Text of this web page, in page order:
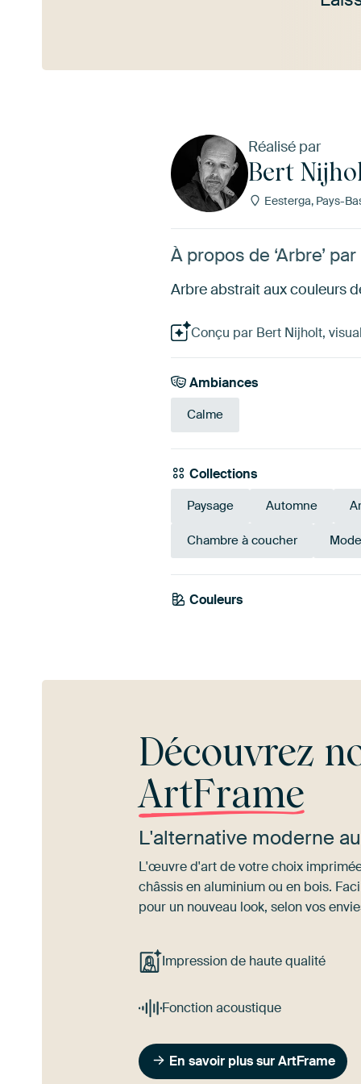
Réalisé par
Bert
Eesterga, Pays-
À propos de ‘Arbre’
Arbre abstrait aux couleurs
Conçu par Bert Nijholt,
Ambiances
Calme
Collections
Paysage Automne
Chambre à coucher
Couleurs
Taupe
Découvrez
ArtFrame
L'alternative moderne
L'œuvre d'art de votre choix
châssis en aluminium ou en bois.
pour un nouveau look, selon vos
Impression de haute qualité
Fonction acoustique
En savoir plus sur ArtFrame